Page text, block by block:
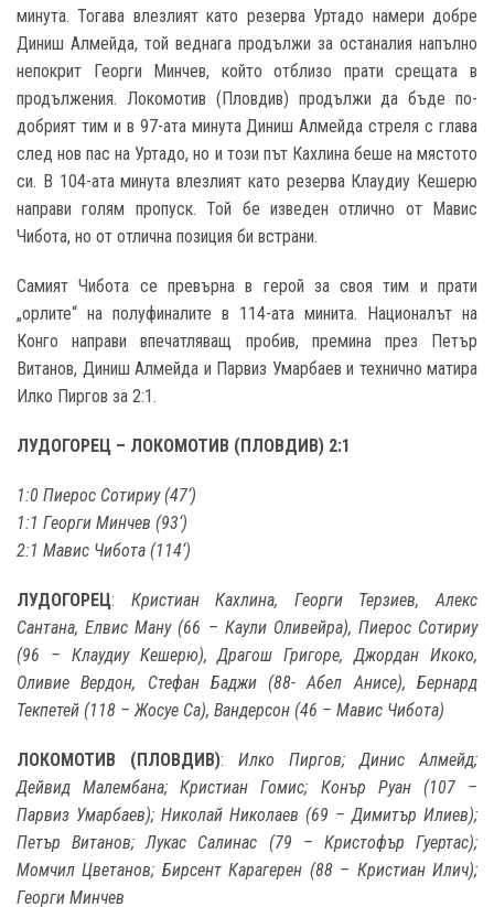
минута. Тогава влезлият като резерва Уртадо намери добре
Диниш Алмейда, той веднага продължи за останалия напълно
непокрит Георги Минчев, който отблизо прати срещата в
продължения. Локомотив (Пловдив) продължи да бъде по-
добрият тим и в 97-ата минута Диниш Алмейда стреля с глава
след нов пас на Уртадо, но и този път Кахлина беше на мястото
си. В 104-ата минута влезлият като резерва Клаудиу Кешерю
направи голям пропуск. Той бе изведен отлично от Мавис
Чибота, но от отлична позиция би встрани.
Самият Чибота се превърна в герой за своя тим и прати
„орлите“ на полуфиналите в 114-ата минита. Националът на
Конго направи впечатляващ пробив, премина през Петър
Витанов, Диниш Алмейда и Парвиз Умарбаев и технично матира
Илко Пиргов за 2:1.
ЛУДОГОРЕЦ – ЛОКОМОТИВ (ПЛОВДИВ) 2:1
1:0 Пиерос Сотириу (47‘)
1:1 Георги Минчев (93‘)
2:1 Мавис Чибота (114‘)
ЛУДОГОРЕЦ: Кристиан Кахлина, Георги Терзиев, Алекс
Сантана, Елвис Ману (66 – Каули Оливейра), Пиерос Сотириу
(96 – Клаудиу Кешерю), Драгош Григоре, Джордан Икоко,
Oливие Вердон, Стефан Баджи (88- Абел Анисе), Бернард
Текпетей (118 – Жосуе Са), Вандерсон (46 – Мавис Чибота)
ЛОКОМОТИВ (ПЛОВДИВ): Илко Пиргов; Динис Алмейд;
Дейвид Малембана; Кристиан Гомис; Конър Руан (107 –
Парвиз Умарбаев); Николай Николаев (69 – Димитър Илиев);
Петър Витанов; Лукас Салинас (79 – Кристофър Гуертас);
Момчил Цветанов; Бирсент Карагерен (88 – Кристиан Илич);
Георги Минчев